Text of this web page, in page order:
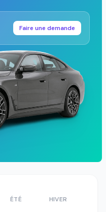
Faire une demande
ÉTÉ HIVER